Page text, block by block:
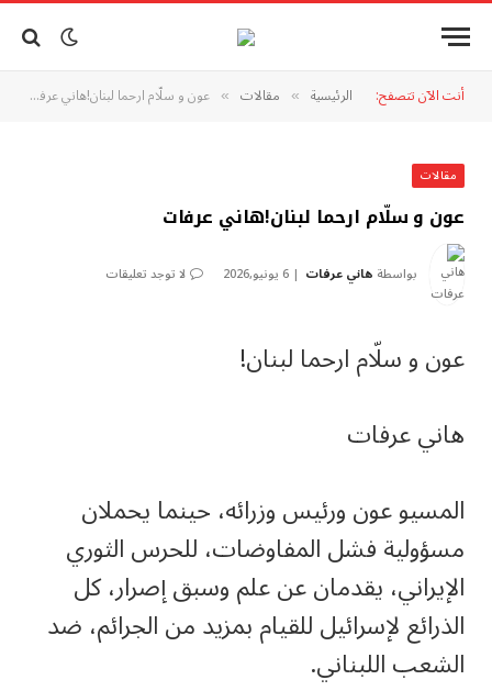
أنت الآن تتصفح: الرئيسية » مقالات » عون و سلّام ارحما لبنان!هاني عرفات
مقالات
عون و سلّام ارحما لبنان!هاني عرفات
بواسطة هاني عرفات 6 يونيو,2026 لا توجد تعليقات
عون و سلّام ارحما لبنان!
هاني عرفات
المسيو عون ورئيس وزرائه، حينما يحملان
مسؤولية فشل المفاوضات، للحرس الثوري
الإيراني، يقدمان عن علم وسبق إصرار، كل
الذرائع لإسرائيل للقيام بمزيد من الجرائم، ضد
الشعب اللبناني.